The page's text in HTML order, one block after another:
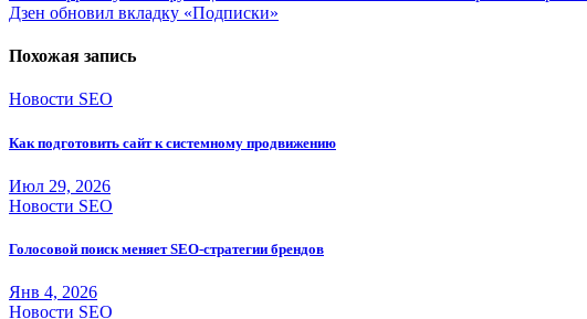
по
записям
Дзен обновил вкладку «Подписки»
Похожая запись
Новости SEO
Как подготовить сайт к системному продвижению
Июл 29, 2026
Новости SEO
Голосовой поиск меняет SEO-стратегии брендов
Янв 4, 2026
Новости SEO